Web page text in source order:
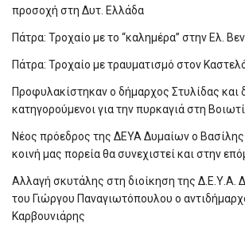
προσοχή στη Δυτ. Ελλάδα
Πάτρα: Τροχαίο με το “καλημέρα” στην Ελ.
Πάτρα: Τροχαίο με τραυματισμό στον
Προφυλακίστηκαν ο δήμαρχος Στυλίδας και
κατηγορούμενοι για την πυρκαγιά στη
Νέος πρόεδρος της ΔΕΥΑ Δυμαίων ο Βασίλης
κοινή μας πορεία θα συνεχιστεί και στην
Αλλαγή σκυτάλης στη διοίκηση της Δ.Ε.Υ.Α.
του Γιώργου Παναγιωτόπουλου ο
Καρβουνιάρης